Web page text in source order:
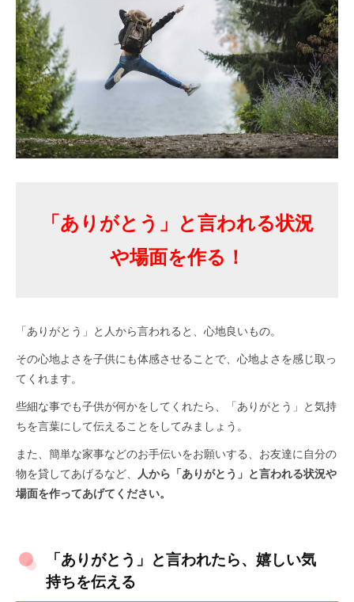
「ありがとう」と言われる状況
や場面を作る！
「ありがとう」と人から言われると、心地良いもの。
その心地よさを子供にも体感させることで、心地よさを感じ取っ
てくれます。
些細な事でも子供が何かをしてくれたら、「ありがとう」と気持
ちを言葉にして伝えることをしてみましょう。
また、簡単な家事などのお手伝いをお願いする、お友達に自分の
物を貸してあげるなど、
人から「ありがとう」と言われる状況や
場面を作ってあげてください。
「ありがとう」と言われたら、嬉しい気
持ちを伝える